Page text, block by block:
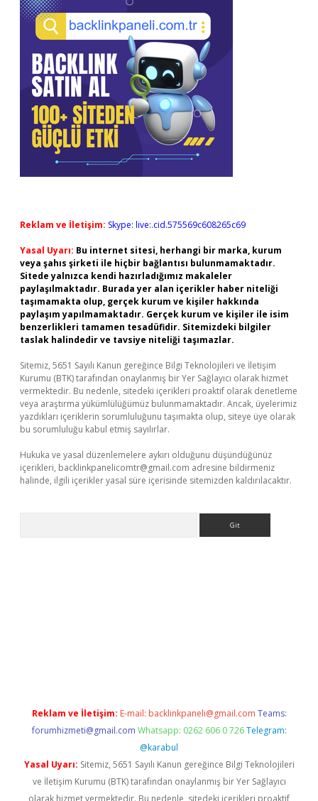
Reklam ve İletişim: Skype: live:.cid.575569c608265c69
Yasal Uyarı: Bu internet sitesi, herhangi bir marka, kurum
veya şahıs şirketi ile hiçbir bağlantısı bulunmamaktadır.
Sitede yalnızca kendi hazırladığımız makaleler
paylaşılmaktadır. Burada yer alan içerikler haber niteliği
taşımamakta olup, gerçek kurum ve kişiler hakkında
paylaşım yapılmamaktadır. Gerçek kurum ve kişiler ile isim
benzerlikleri tamamen tesadüfidir. Sitemizdeki bilgiler
taslak halindedir ve tavsiye niteliği taşımazlar.
Sitemiz, 5651 Sayılı Kanun gereğince Bilgi Teknolojileri ve İletişim
Kurumu (BTK) tarafından onaylanmış bir Yer Sağlayıcı olarak hizmet
vermektedir. Bu nedenle, sitedeki içerikleri proaktif olarak denetleme
veya araştırma yükümlülüğümüz bulunmamaktadır. Ancak, üyelerimiz
yazdıkları içeriklerin sorumluluğunu taşımakta olup, siteye üye olarak
bu sorumluluğu kabul etmiş sayılırlar.
Hukuka ve yasal düzenlemelere aykırı olduğunu düşündüğünüz
içerikleri, backlinkpanelicomtr@gmail.com adresine bildirmeniz
halinde, ilgili içerikler yasal süre içerisinde sitemizden kaldırılacaktır.
Reklam ve İletişim: E-mail: backlinkpaneli@gmail.com Teams:
forumhizmeti@gmail.com Whatsapp: 0262 606 0 726 Telegram:
@karabul
Yasal Uyarı: Sitemiz, 5651 Sayılı Kanun gereğince Bilgi Teknolojileri
ve İletişim Kurumu (BTK) tarafından onaylanmış bir Yer Sağlayıcı
olarak hizmet vermektedir. Bu nedenle, sitedeki içerikleri proaktif